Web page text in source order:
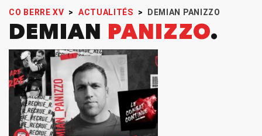
CO BERRE XV > ACTUALITÉS > DEMIAN PANIZZO
DEMIAN PANIZZO